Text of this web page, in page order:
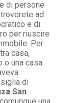
di persone
ad
e di
per riuscire
Per
casa,
o una casa
di
San
una